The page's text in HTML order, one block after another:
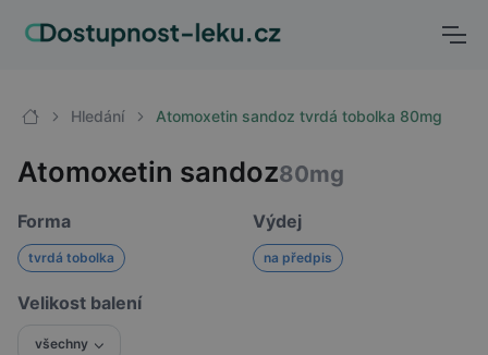
Hledání Atomoxetin sandoz tvrdá tobolka 80mg
Atomoxetin sandoz80mg
Forma
tvrdá tobolka
Výdej
na předpis
Velikost balení
všechny